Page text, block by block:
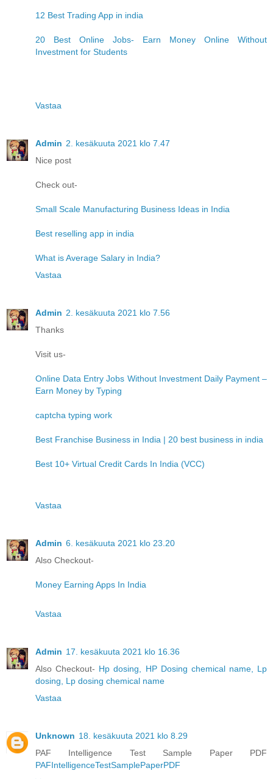
12 Best Trading App in india
20 Best Online Jobs- Earn Money Online Without
Investment for Students
Vastaa
Admin 2. kesäkuuta 2021 klo 7.47
Nice post
Check out-
Small Scale Manufacturing Business Ideas in India
Best reselling app in india
What is Average Salary in India?
Vastaa
Admin 2. kesäkuuta 2021 klo 7.56
Thanks
Visit us-
Online Data Entry Jobs Without Investment Daily Payment –
Earn Money by Typing
captcha typing work
Best Franchise Business in India | 20 best business in india
Best 10+ Virtual Credit Cards In India (VCC)
Vastaa
Admin 6. kesäkuuta 2021 klo 23.20
Also Checkout-
Money Earning Apps In India
Vastaa
Admin 17. kesäkuuta 2021 klo 16.36
Also Checkout- Hp dosing, HP Dosing chemical name, Lp
dosing, Lp dosing chemical name
Vastaa
Unknown 18. kesäkuuta 2021 klo 8.29
PAF Intelligence Test Sample Paper PDF
PAFIntelligenceTestSamplePaperPDF